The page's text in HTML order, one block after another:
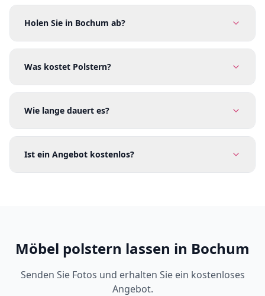
Holen Sie in Bochum ab?
Was kostet Polstern?
Wie lange dauert es?
Ist ein Angebot kostenlos?
Möbel polstern lassen in Bochum
Senden Sie Fotos und erhalten Sie ein kostenloses
Angebot.